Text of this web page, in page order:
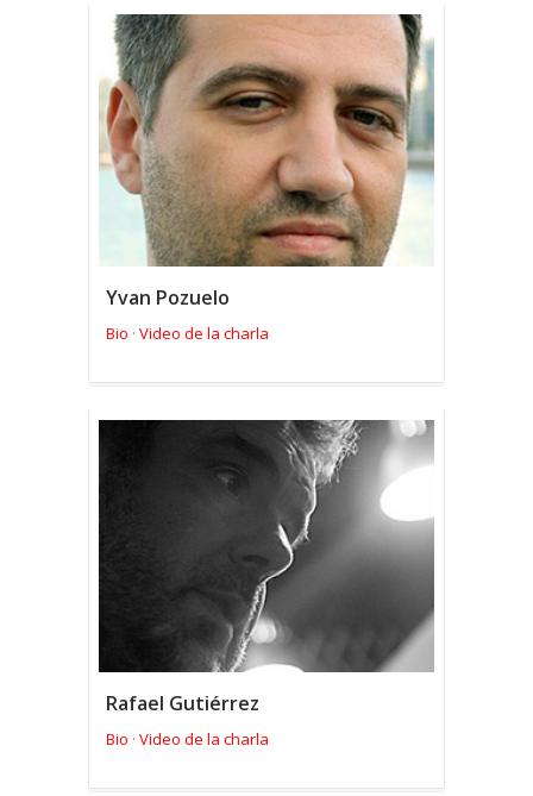
Yvan Pozuelo
Bio · Video de la charla
Rafael Gutiérrez
Bio · Video de la charla